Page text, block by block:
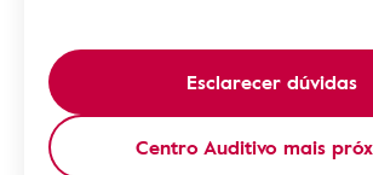
Esclarecer dúvidas
Centro Auditivo mais